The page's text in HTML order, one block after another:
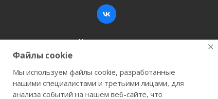
Наши контакты
+7 (846) 200-05-15
г. Самара, ул. Заводское шоссе, 17
Файлы cookie
Мы используем файлы cookie, разработанные
нашими специалистами и третьими лицами, для
анализа событий на нашем веб-сайте, что